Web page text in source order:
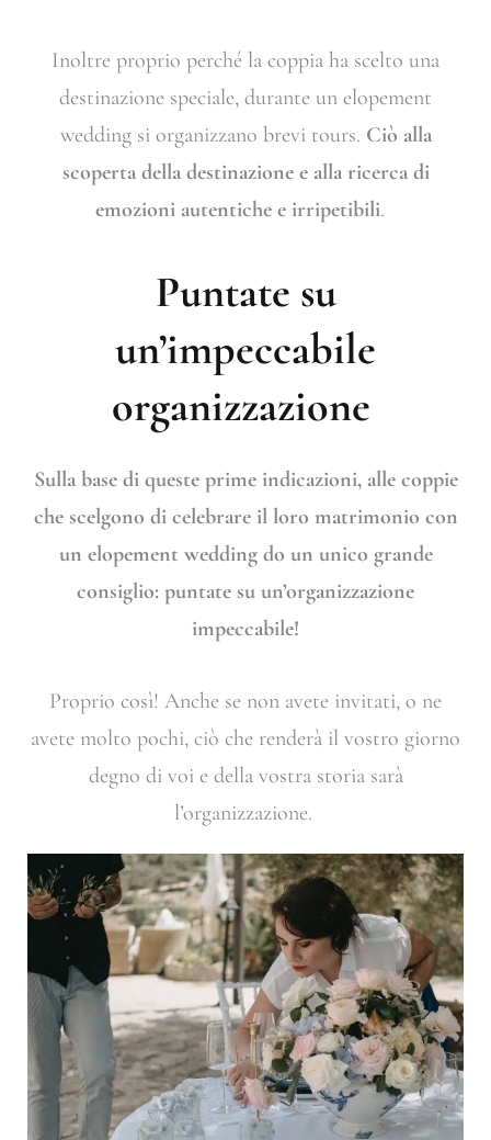
Inoltre proprio perché la coppia ha scelto una
destinazione speciale, durante un elopement
wedding si organizzano brevi tours. Ciò alla
scoperta della destinazione e alla ricerca di
emozioni autentiche e irripetibili.
Puntate su
un’impeccabile
organizzazione
Sulla base di queste prime indicazioni, alle coppie
che scelgono di celebrare il loro matrimonio con
un elopement wedding do un unico grande
consiglio: puntate su un’organizzazione
impeccabile!
Proprio così! Anche se non avete invitati, o ne
avete molto pochi, ciò che renderà il vostro giorno
degno di voi e della vostra storia sarà
l’organizzazione.